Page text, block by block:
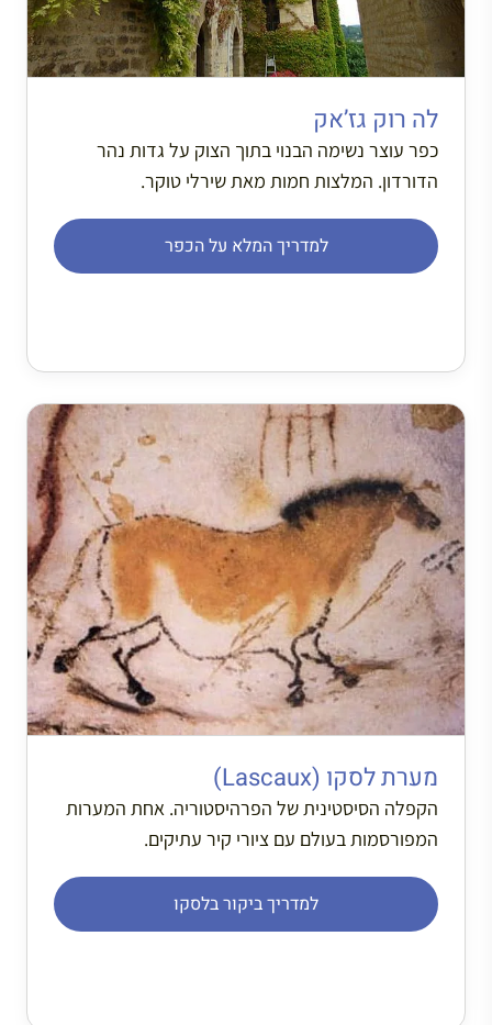
לה רוק גז’אק
כפר עוצר נשימה הבנוי בתוך הצוק על גדות נהר
הדורדון. המלצות חמות מאת שירלי טוקר.
למדריך המלא על הכפר
מערת לסקו (Lascaux)
הקפלה הסיסטינית של הפרהיסטוריה. אחת המערות
המפורסמות בעולם עם ציורי קיר עתיקים.
למדריך ביקור בלסקו